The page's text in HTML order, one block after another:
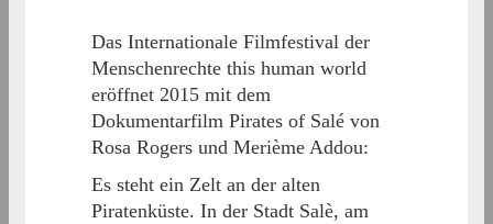
Das Internationale Filmfestival der
Menschenrechte this human world
eröffnet 2015 mit dem
Dokumentarfilm Pirates of Salé von
Rosa Rogers und Merième Addou:
Es steht ein Zelt an der alten
Piratenküste. In der Stadt Salè, am